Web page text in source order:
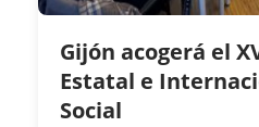
Gijón acogerá el
Estatal e
Social